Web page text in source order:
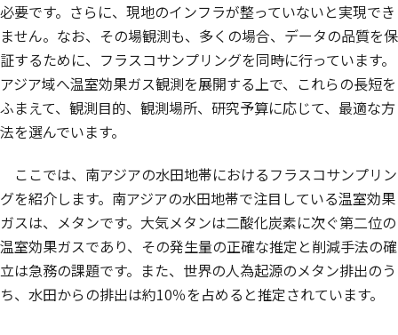
必要です。さらに、現地のインフラが整っていないと実現でき
ません。なお、その場観測も、多くの場合、データの品質を保
証するために、フラスコサンプリングを同時に行っています。
アジア域へ温室効果ガス観測を展開する上で、これらの長短を
ふまえて、観測目的、観測場所、研究予算に応じて、最適な方
法を選んでいます。
ここでは、南アジアの水田地帯におけるフラスコサンプリン
グを紹介します。南アジアの水田地帯で注目している温室効果
ガスは、メタンです。大気メタンは二酸化炭素に次ぐ第二位の
温室効果ガスであり、その発生量の正確な推定と削減手法の確
立は急務の課題です。また、世界の人為起源のメタン排出のう
ち、水田からの排出は約10％を占めると推定されています。